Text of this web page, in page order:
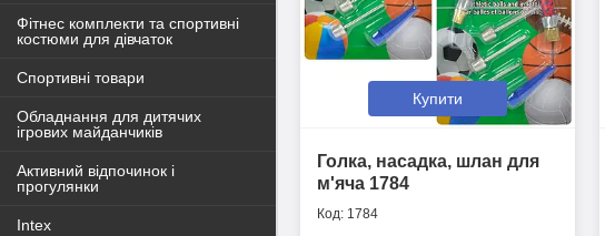
Купити
Голка, насадка, шлан для
м'яча 1784
1784
Фітнес комплекти та спортивні
костюми для дівчаток
Спортивні товари
Обладнання для дитячих
ігрових майданчиків
Активний відпочинок і
прогулянки
Intex